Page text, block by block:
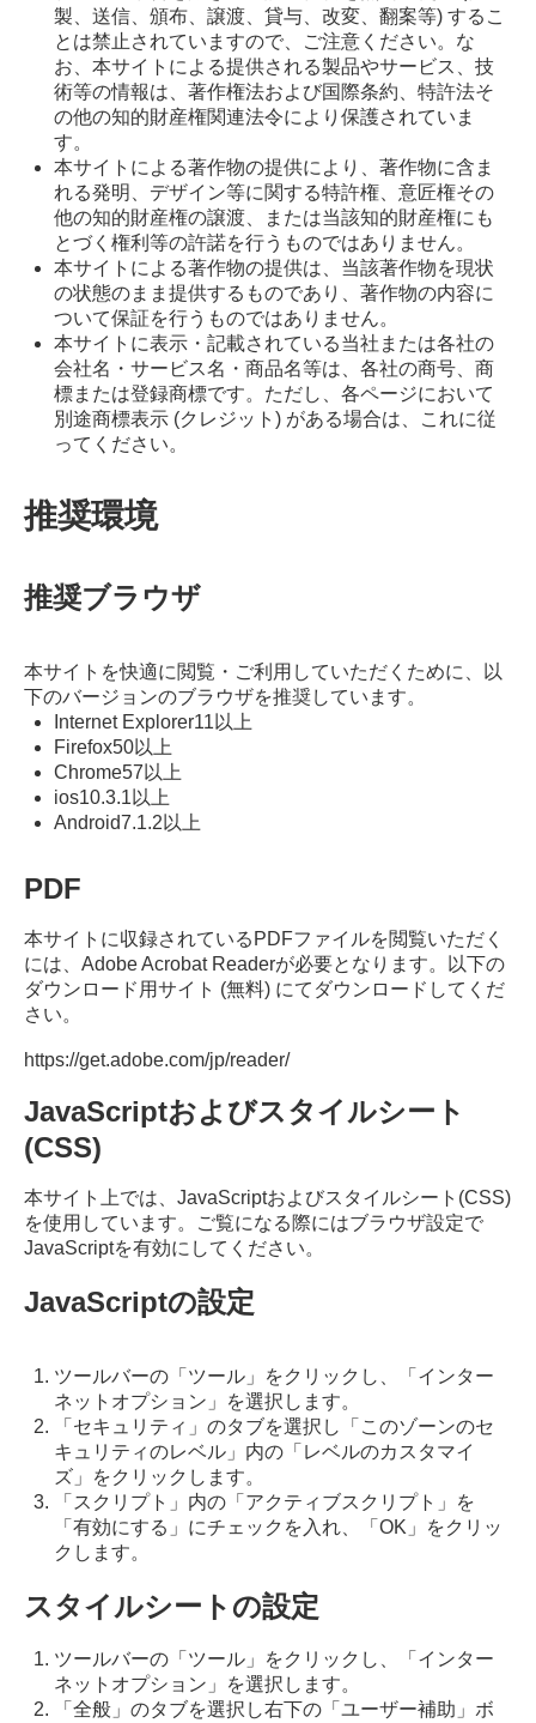
製、送信、頒布、譲渡、貸与、改変、翻案等) するこ
とは禁止されていますので、ご注意ください。な
お、本サイトによる提供される製品やサービス、技
術等の情報は、著作権法および国際条約、特許法そ
の他の知的財産権関連法令により保護されていま
す。
本サイトによる著作物の提供により、著作物に含ま
れる発明、デザイン等に関する特許権、意匠権その
他の知的財産権の譲渡、または当該知的財産権にも
とづく権利等の許諾を行うものではありません。
本サイトによる著作物の提供は、当該著作物を現状
の状態のまま提供するものであり、著作物の内容に
ついて保証を行うものではありません。
本サイトに表示・記載されている当社または各社の
会社名・サービス名・商品名等は、各社の商号、商
標または登録商標です。ただし、各ページにおいて
別途商標表示 (クレジット) がある場合は、これに従
ってください。
推奨環境
推奨ブラウザ
本サイトを快適に閲覧・ご利用していただくために、以
下のバージョンのブラウザを推奨しています。
Internet Explorer11以上
Firefox50以上
Chrome57以上
ios10.3.1以上
Android7.1.2以上
PDF
本サイトに収録されているPDFファイルを閲覧いただく
には、Adobe Acrobat Readerが必要となります。以下の
ダウンロード用サイト (無料) にてダウンロードしてくだ
さい。
https://get.adobe.com/jp/reader/
JavaScriptおよびスタイルシート
(CSS)
本サイト上では、JavaScriptおよびスタイルシート(CSS)
を使用しています。ご覧になる際にはブラウザ設定で
JavaScriptを有効にしてください。
JavaScriptの設定
ツールバーの「ツール」をクリックし、「インター
ネットオプション」を選択します。
「セキュリティ」のタブを選択し「このゾーンのセ
キュリティのレベル」内の「レベルのカスタマイ
ズ」をクリックします。
「スクリプト」内の「アクティブスクリプト」を
「有効にする」にチェックを入れ、「OK」をクリッ
クします。
スタイルシートの設定
ツールバーの「ツール」をクリックし、「インター
ネットオプション」を選択します。
「全般」のタブを選択し右下の「ユーザー補助」ボ